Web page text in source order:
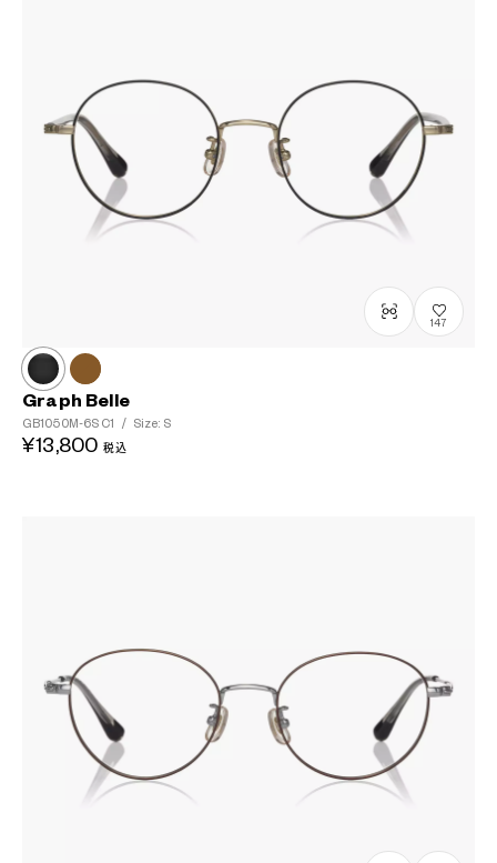
147
Graph Belle
GB1050M-6S C1 / Size: S
¥13,800 税込